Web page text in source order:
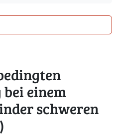
einem
schweren